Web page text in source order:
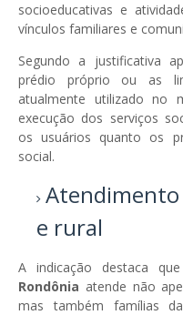
socioeducativas e
vínculos familiares e
Segundo a justificativa
prédio próprio ou as
atualmente utilizado no
execução dos serviços
os usuários quanto os
social.
e rural
A indicação destaca
Rondônia atende não
mas também famílias